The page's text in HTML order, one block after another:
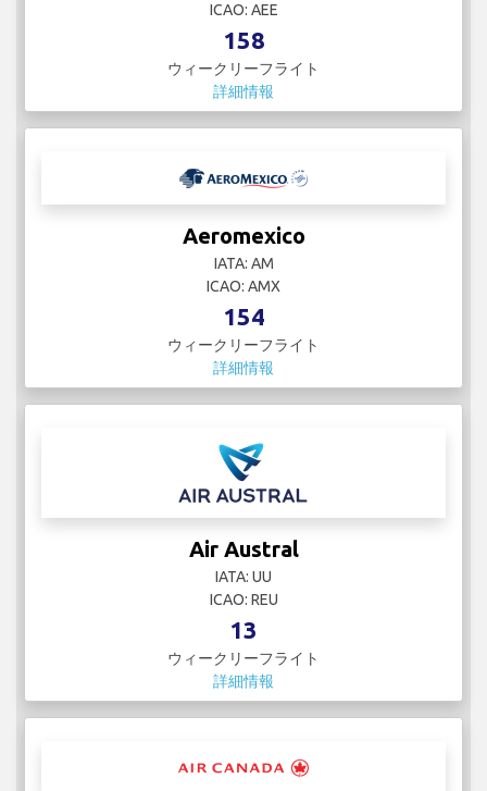
ICAO: AEE
158
ウィークリーフライト
詳細情報
Aeromexico
IATA: AM
ICAO: AMX
154
ウィークリーフライト
詳細情報
Air Austral
IATA: UU
ICAO: REU
13
ウィークリーフライト
詳細情報